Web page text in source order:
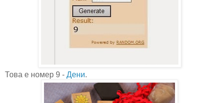
Това е номер 9 - Дени.